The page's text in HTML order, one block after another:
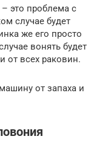
это проблема с
случае будет
же его просто
вонять будет
от всех раковин.
от запаха и